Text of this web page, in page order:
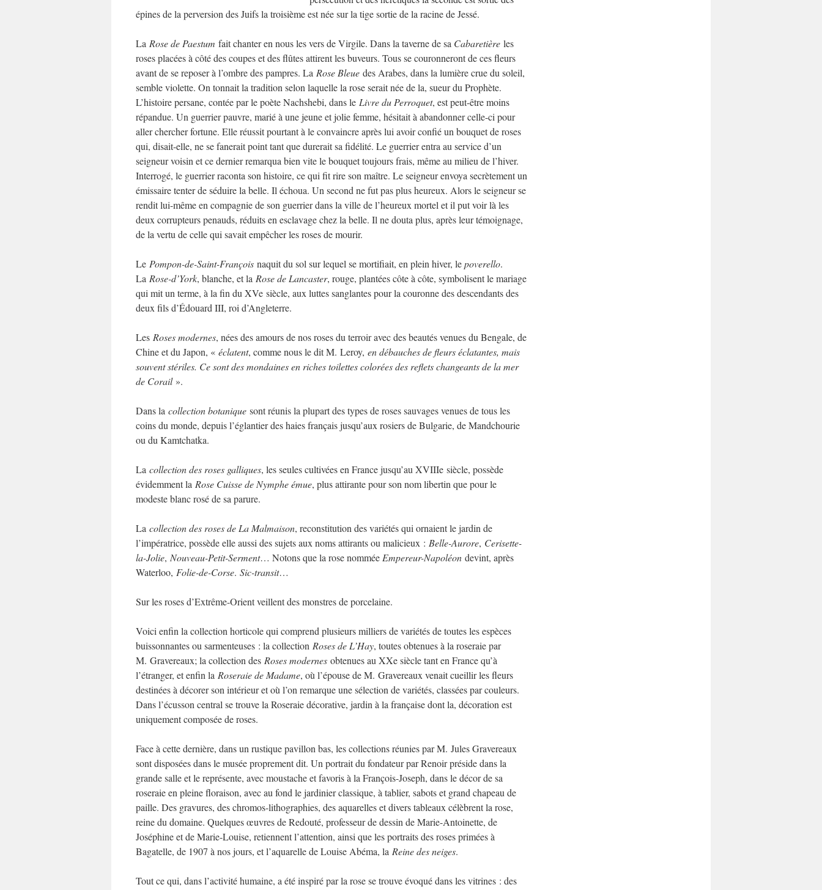
épines de la perversion des Juifs la troisième est née sur la tige sortie de la racine de Jessé.
La Rose de Paestum fait chanter en nous les vers de Virgile. Dans la taverne de sa Cabaretière les
roses placées à côté des coupes et des flûtes attirent les buveurs. Tous se couronneront de ces fleurs
avant de se reposer à l’ombre des pampres. La Rose Bleue des Arabes, dans la lumière crue du soleil,
semble violette. On tonnait la tradition selon laquelle la rose serait née de la, sueur du Prophète.
L’histoire persane, contée par le poète Nachshebi, dans le Livre du Perroquet, est peut-être moins
répandue. Un guerrier pauvre, marié à une jeune et jolie femme, hésitait à abandonner celle-ci pour
aller chercher fortune. Elle réussit pourtant à le convaincre après lui avoir confié un bouquet de roses
qui, disait-elle, ne se fanerait point tant que durerait sa fidélité. Le guerrier entra au service d’un
seigneur voisin et ce dernier remarqua bien vite le bouquet toujours frais, même au milieu de l’hiver.
Interrogé, le guerrier raconta son histoire, ce qui fit rire son maître. Le seigneur envoya secrètement un
émissaire tenter de séduire la belle. Il échoua. Un second ne fut pas plus heureux. Alors le seigneur se
rendit lui-même en compagnie de son guerrier dans la ville de l’heureux mortel et il put voir là les
deux corrupteurs penauds, réduits en esclavage chez la belle. Il ne douta plus, après leur témoignage,
de la vertu de celle qui savait empêcher les roses de mourir.
Le Pompon-de-Saint-François naquit du sol sur lequel se mortifiait, en plein hiver, lepoverello.
La Rose-d’York, blanche, et la Rose de Lancaster, rouge, plantées côte à côte, symbolisent le mariage
qui mit un terme, à la fin du XVe siècle, aux luttes sanglantes pour la couronne des descendants des
deux fils d’Édouard III, roi d’Angleterre.
Les Roses modernes, nées des amours de nos roses du terroir avec des beautés venues du Bengale, de
Chine et du Japon, « éclatent, comme nous le dit M. Leroy, en débauches de fleurs éclatantes, mais
souvent stériles. Ce sont des mondaines en riches toilettes colorées des reflets changeants de la mer
de Corail».
Dans la collection botanique sont réunis la plupart des types de roses sauvages venues de tous les
coins du monde, depuis l’églantier des haies français jusqu’aux rosiers de Bulgarie, de Mandchourie
ou du Kamtchatka.
La collection des roses galliques, les seules cultivées en France jusqu’au XVIIIe siècle, possède
évidemment la Rose Cuisse de Nymphe émue, plus attirante pour son nom libertin que pour le
modeste blanc rosé de sa parure.
La collection des roses de La Malmaison, reconstitution des variétés qui ornaient le jardin de
l’impératrice, possède elle aussi des sujets aux noms attirants ou malicieux : Belle-Aurore, Cerisette-
la-Jolie, Nouveau-Petit-Serment… Notons que la rose nommée Empereur-Napoléon devint, après
Waterloo, Folie-de-Corse. Sic-transit…
Sur les roses d’Extrême-Orient veillent des monstres de porcelaine.
Voici enfin la collection horticole qui comprend plusieurs milliers de variétés de toutes les espèces
buissonnantes ou sarmenteuses : la collection Roses de L’Hay, toutes obtenues à la roseraie par
M. Gravereaux; la collection des Roses modernes obtenues au XXe siècle tant en France qu’à
l’étranger, et enfin la Roseraie de Madame, où l’épouse de M. Gravereaux venait cueillir les fleurs
destinées à décorer son intérieur et où l’on remarque une sélection de variétés, classées par couleurs.
Dans l’écusson central se trouve la Roseraie décorative, jardin à la française dont la, décoration est
uniquement composée de roses.
Face à cette dernière, dans un rustique pavillon bas, les collections réunies par M. Jules Gravereaux
sont disposées dans le musée proprement dit. Un portrait du fondateur par Renoir préside dans la
grande salle et le représente, avec moustache et favoris à la François-Joseph, dans le décor de sa
roseraie en pleine floraison, avec au fond le jardinier classique, à tablier, sabots et grand chapeau de
paille. Des gravures, des chromos-lithographies, des aquarelles et divers tableaux célèbrent la rose,
reine du domaine. Quelques œuvres de Redouté, professeur de dessin de Marie-Antoinette, de
Joséphine et de Marie-Louise, retiennent l’attention, ainsi que les portraits des roses primées à
Bagatelle, de 1907 à nos jours, et l’aquarelle de Louise Abéma, la Reine des neiges.
Tout ce qui, dans l’activité humaine, a été inspiré par la rose se trouve évoqué dans les vitrines : des